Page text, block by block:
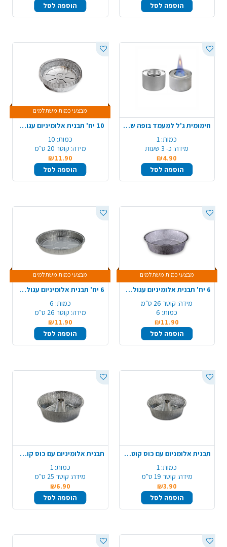
הוספה לסל
הוספה לסל
חימומית ג'ל למעמד בופה שפינד
כמות: 1
מידה: כ- 3 שעות
₪4.90
הוספה לסל
מבצעי כמות משתלמים
10 יח' תבנית אלומיניום עגולה 13/C7
כמות: 10
מידה: קוטר 20 ס"מ
₪11.90
הוספה לסל
מבצעי כמות משתלמים
6 יח' תבנית אלומיניום עגולה עמוקה 26/C60
מידה: קוטר 26 ס"מ
כמות: 6
₪11.90
הוספה לסל
מבצעי כמות משתלמים
6 יח' תבנית אלומיניום עגולה לפאי 510/C10
כמות: 6
מידה: קוטר 26 ס"מ
₪11.90
הוספה לסל
תבנית אלומניום עם כוס קוטר 19
כמות: 1
מידה: קוטר 19 ס"מ
₪3.90
הוספה לסל
תבנית אלומיניום עם כוס קוטר 25
כמות: 1
מידה: קוטר 25 ס"מ
₪6.90
הוספה לסל